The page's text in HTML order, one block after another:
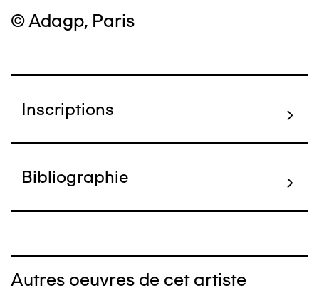
© Adagp, Paris
Inscriptions
Bibliographie
Autres oeuvres de cet artiste